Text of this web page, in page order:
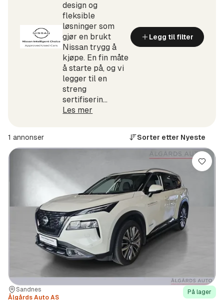
design og
fleksible
løsninger som
gjør en brukt
Nissan trygg å
kjøpe. En fin måte
å starte på, og vi
legger til en
streng
sertifiserin...
Les mer
Legg til filter
1 annonser Sorter etter Nyeste
Sted:
Sandnes
Forhandler:
Ålgårds Auto AS
På lager
Lagre